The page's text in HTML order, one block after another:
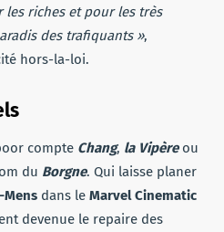
les riches et pour les très
des trafiquants »,
hors-la-loi.
compte Chang, la Vipèreou
du Borgne. Qui laisse planer
Mens dans le Marvel Cinematic
devenue le repaire des